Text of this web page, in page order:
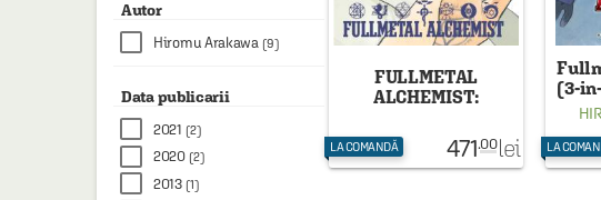
Autor
Hiromu Arakawa (9)
Data publicarii
2021 (2)
2020 (2)
2013 (1)
FULLMETAL
ALCHEMIST:
VOL. 11 / HIROMU
ARAKAWA
LA COMANDĂ 471.00 lei
(3-
LA